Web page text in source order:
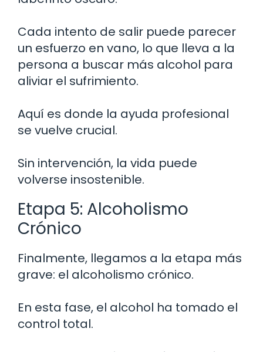
Cada intento de salir puede parecer
un esfuerzo en vano, lo que lleva a la
persona a buscar más alcohol para
aliviar el sufrimiento.
Aquí es donde la ayuda profesional
se vuelve crucial.
Sin intervención, la vida puede
volverse insostenible.
Etapa 5: Alcoholismo
Crónico
Finalmente, llegamos a la etapa más
grave: el alcoholismo crónico.
En esta fase, el alcohol ha tomado el
control total.